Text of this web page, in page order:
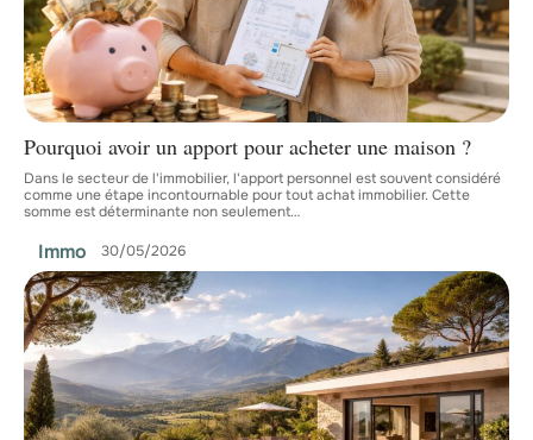
Pourquoi avoir un apport pour acheter une maison ?
Dans le secteur de l'immobilier, l'apport personnel est souvent considéré
comme une étape incontournable pour tout achat immobilier. Cette
somme est déterminante non seulement…
Immo 30/05/2026